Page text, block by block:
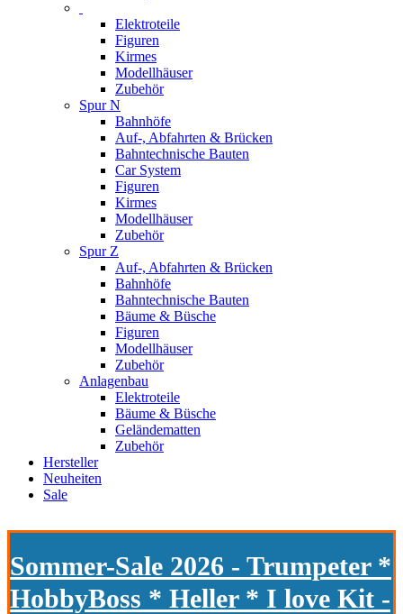
Elektroteile
Figuren
Kirmes
Modellhäuser
Zubehör
Spur N
Bahnhöfe
Auf-, Abfahrten & Brücken
Bahntechnische Bauten
Car System
Figuren
Kirmes
Modellhäuser
Zubehör
Spur Z
Auf-, Abfahrten & Brücken
Bahnhöfe
Bahntechnische Bauten
Bäume & Büsche
Figuren
Modellhäuser
Zubehör
Anlagenbau
Elektroteile
Bäume & Büsche
Geländematten
Zubehör
Hersteller
Neuheiten
Sale
Sommer-Sale 2026 - Trumpeter *
HobbyBoss * Heller * I love Kit -